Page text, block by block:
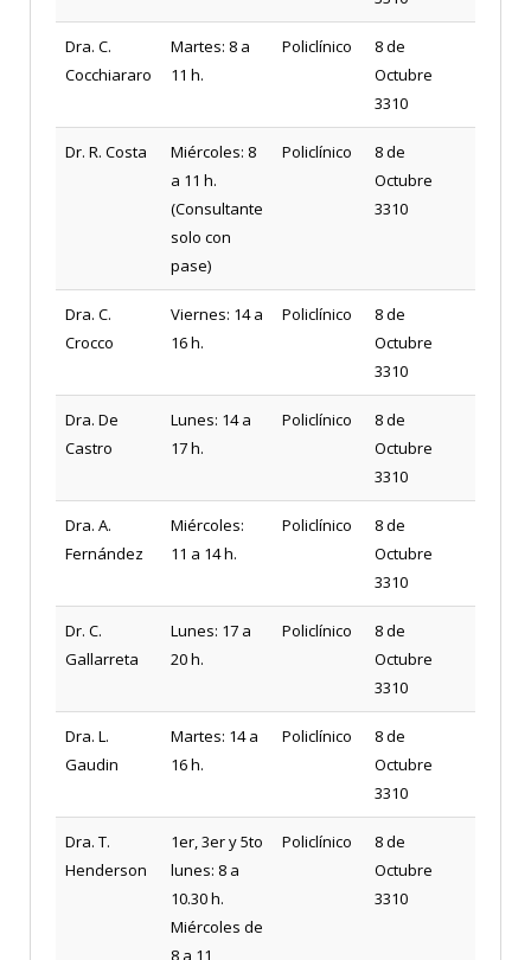
Dra. C.
Cocchiararo
Martes: 8 a
11 h.
Policlínico
8 de
Octubre
3310
Dr. R. Costa
Miércoles: 8
a 11 h.
(Consultante
solo con
pase)
Policlínico
8 de
Octubre
3310
Dra. C.
Crocco
Viernes: 14 a
16 h.
Policlínico
8 de
Octubre
3310
Dra. De
Castro
Lunes: 14 a
17 h.
Policlínico
8 de
Octubre
3310
Dra. A.
Fernández
Miércoles:
11 a 14 h.
Policlínico
8 de
Octubre
3310
Dr. C.
Gallarreta
Lunes: 17 a
20 h.
Policlínico
8 de
Octubre
3310
Dra. L.
Gaudin
Martes: 14 a
16 h.
Policlínico
8 de
Octubre
3310
Dra. T.
Henderson
1er, 3er y 5to
lunes: 8 a
10.30 h.
Miércoles de
8 a 11
Policlínico
8 de
Octubre
3310